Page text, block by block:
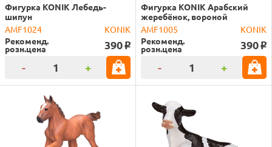
Фигурка KONIK Лебедь-
шипун
AMF1024
KONIK
Рекоменд.
розн.цена 390 o
- +
Фигурка KONIK Арабский
жеребёнок, вороной
AMF1005
KONIK
Рекоменд.
розн.цена 390 o
- +